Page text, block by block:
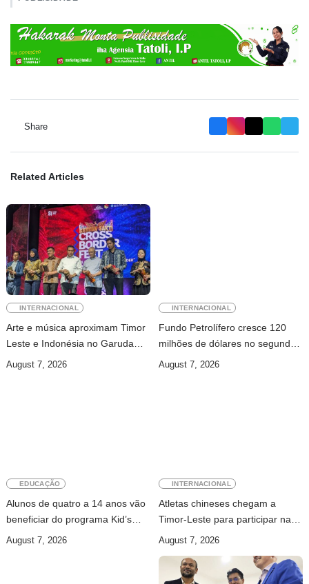
Share
Related Articles
INTERNACIONAL
Arte e música aproximam Timor
Leste e Indonésia no Garuda
Sakti Crossborder Fest 2026
August 7, 2026
INTERNACIONAL
Fundo Petrolífero cresce 120
milhões de dólares no segundo
trimestre
August 7, 2026
EDUCAÇÃO
Alunos de quatro a 14 anos vão
beneficiar do programa Kid’s
Athletics
August 7, 2026
INTERNACIONAL
Atletas chineses chegam a
Timor-Leste para participar na
Maratona Internacional de Díli
August 7, 2026